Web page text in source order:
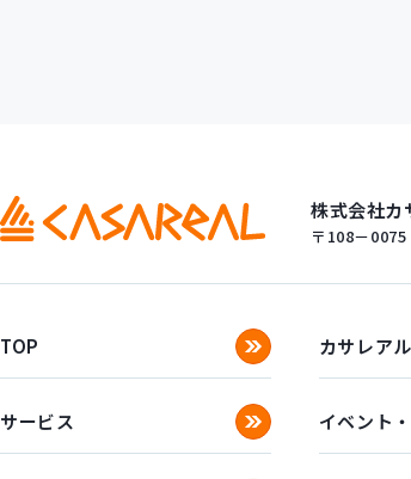
株式会社カ
〒108－0075
TOP カサレア
サービス イベント